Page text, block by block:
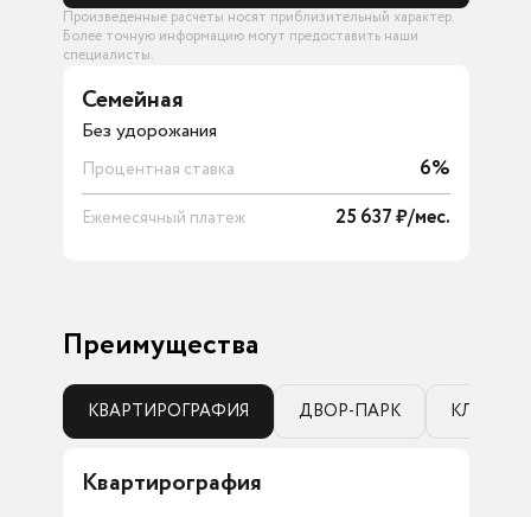
Произведенные расчеты носят приблизительный характер.
Более точную информацию могут предоставить наши
специалисты.
Семейная
Без удорожания
Процентная ставка 6%
Ежемесячный платеж 25 637 ₽/мес.
Преимущества
КВАРТИРОГРАФИЯ ДВОР-ПАРК
Квартирография